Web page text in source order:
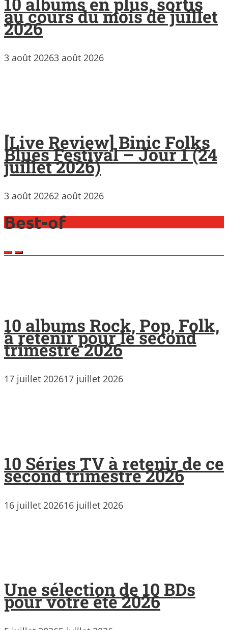
au cours du mois de juillet
2026
3 août 20263 août 2026
[Live Review] Binic Folks
Blues Festival – Jour 1 (24
juillet 2026)
3 août 20262 août 2026
Best-of
10 albums Rock, Pop, Folk,
à retenir pour le second
trimestre 2026
17 juillet 202617 juillet 2026
10 Séries TV à retenir de ce
second trimestre 2026
16 juillet 202616 juillet 2026
Une sélection de 10 BDs
pour votre été 2026